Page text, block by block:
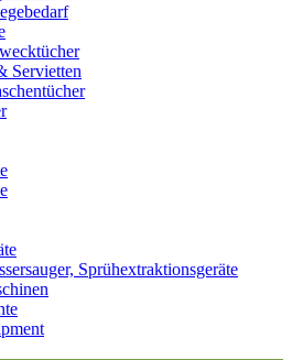
Servietten
Sprühextraktionsgeräte